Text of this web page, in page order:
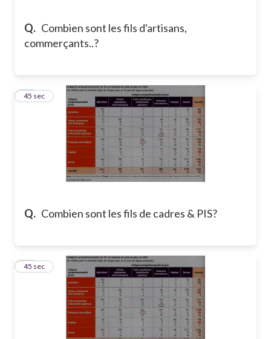
Q. Combien sont les fils d'artisans,
commerçants..?
Q. Combien sont les fils de cadres & PIS?
14
45 sec
15
45 sec